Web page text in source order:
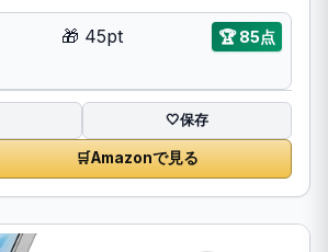
🎁 45pt 🏆85点
🤍保存
🛒Amazonで見る